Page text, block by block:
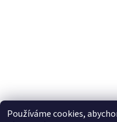
Používáme cookies,